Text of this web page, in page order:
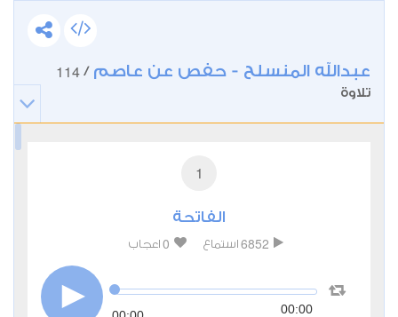
عبدالله المنسلح - حفص عن عاصم /
114
تلاوة
1
الفاتحة
6852 استماع 0 اعجاب
00:00